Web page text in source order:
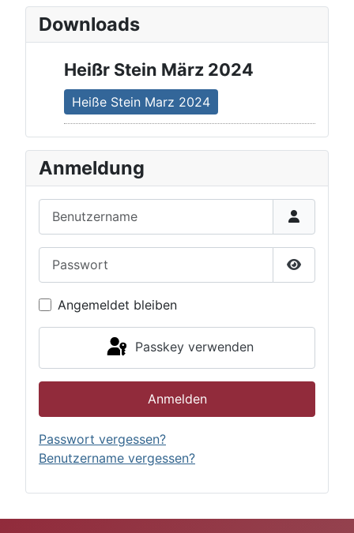
Downloads
Heißr Stein März 2024
Heiße Stein Marz 2024
Anmeldung
Passwort
Angemeldet bleiben
Passkey verwenden
Anmelden
Passwort vergessen?
Benutzername vergessen?